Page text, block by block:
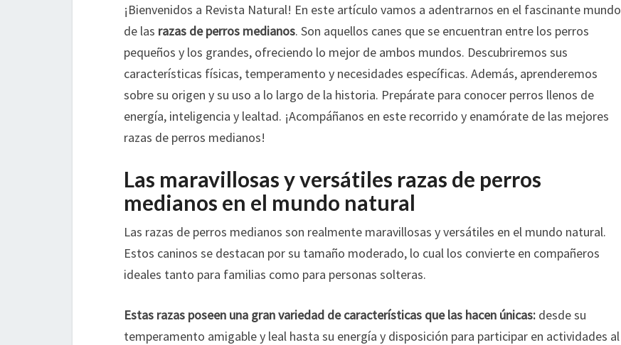
Y
ADORABLES
¡Bienvenidos a Revista Natural! En este artículo vamos a adentrarnos en el fascinante mundo
de las razas de perros medianos. Son aquellos canes que se encuentran entre los perros
pequeños y los grandes, ofreciendo lo mejor de ambos mundos. Descubriremos sus
características físicas, temperamento y necesidades específicas. Además, aprenderemos
sobre su origen y su uso a lo largo de la historia. Prepárate para conocer perros llenos de
energía, inteligencia y lealtad. ¡Acompáñanos en este recorrido y enamórate de las mejores
razas de perros medianos!
Las maravillosas y versátiles razas de perros
medianos en el mundo natural
Las razas de perros medianos son realmente maravillosas y versátiles en el mundo natural.
Estos caninos se destacan por su tamaño moderado, lo cual los convierte en compañeros
ideales tanto para familias como para personas solteras.
Estas razas poseen una gran variedad de características que las hacen únicas: desde su
temperamento amigable y leal hasta su energía y disposición para participar en actividades al